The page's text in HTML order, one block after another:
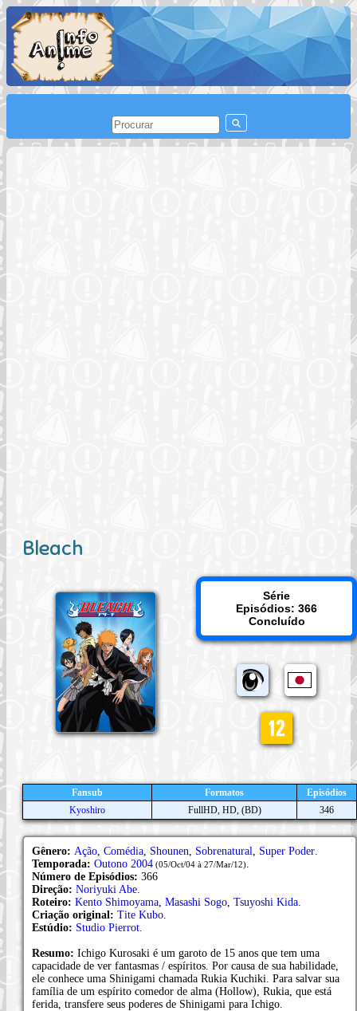
Bleach
Série
Episódios: 366
Concluído
Fansub Formatos
Episódios
Kyoshiro
FullHD, HD, (BD) 346
Gênero: Ação Comédia Shounen Sobrenatural Super Poder
Temporada: Outono 2004 (05/Oct/04 à 27/Mar/12)
Número de Episódios: 366
Direção: Noriyuki Abe
Roteiro: Kento Shimoyama Masashi Sogo Tsuyoshi Kida
Criação original: Tite Kubo
Estúdio: Studio Pierrot
Resumo: Ichigo Kurosaki é um garoto de 15 anos que tem uma
capacidade de ver fantasmas / espíritos. Por causa de sua habilidade,
ele conhece uma Shinigami chamada Rukia Kuchiki. Para salvar sua
família de um espírito comedor de alma (Hollow), Rukia, que está
ferida, transfere seus poderes de Shinigami para Ichigo.